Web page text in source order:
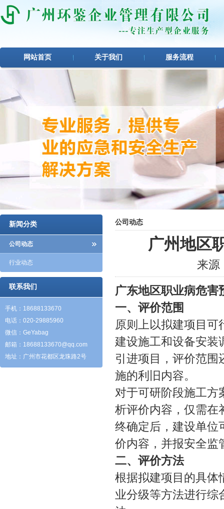
网站首页 关于我们 服务流程
123
新闻分类
公司动态
行业动态
联系我们
手机：18688133670
电话：020-29885960
微信：GeYabag
邮箱： 18688133670@qq.com
地址：广州市花都区龙珠路2号
公司动态
广州地区
来源
广东地区职业病危害
一、评价范围
原则上以拟建项目
建设施工和设备安装
引进项目，评价范围
施的利旧内容。
对于可研阶段施工方
析评价内容，仅需在
终确定后，建设单位
价内容，并报安全监
二、评价方法
根据拟建项目的具体
业分级等方法进行综